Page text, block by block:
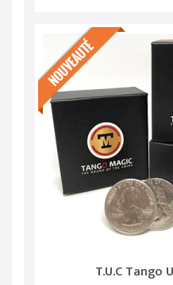
T.U.C Tango